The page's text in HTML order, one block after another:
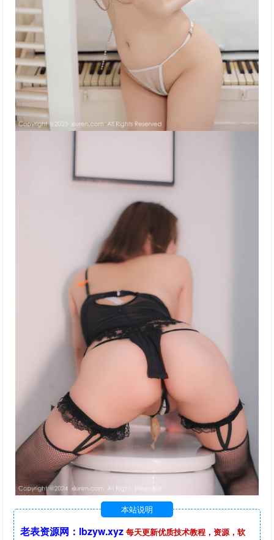
本站说明
老表资源网：lbzyw.xyz 每天更新优质技术教程，资源，软